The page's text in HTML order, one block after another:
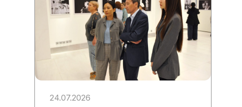
24.07.2026